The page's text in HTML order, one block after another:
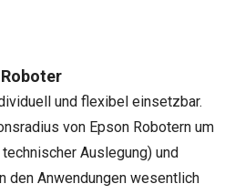
und flexibel einsetzbar.
von Epson Robotern um
Auslegung) und
den Anwendungen wesentlich